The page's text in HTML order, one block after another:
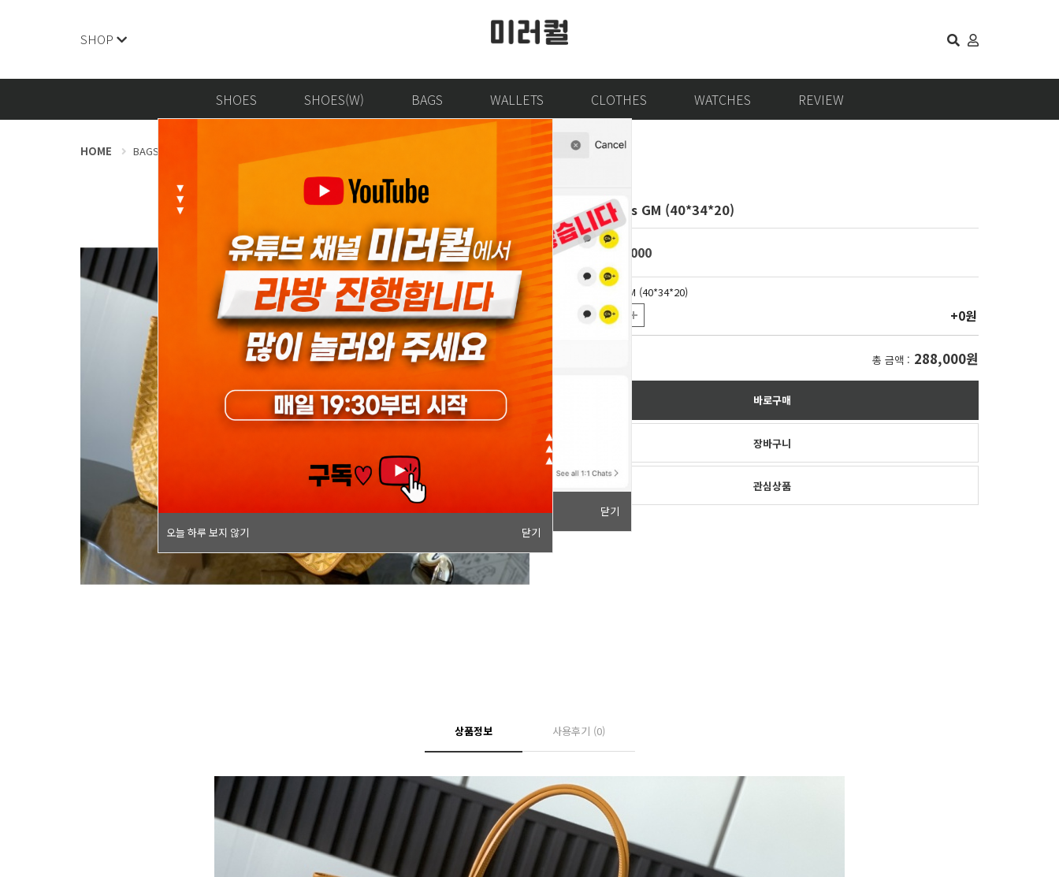
오늘 하루 보지 않기
닫기
오늘 하루 보지 않기
닫기
SHOP
SHOES SHOES(W) BAGS WALLETS CLOTHES WATCHES REVIEW
HOME BAGS
Saint Louis GM (40*34*20)
krw 288,000
Saint Louis GM (40*34*20)
+0원
총 금액 : 288,000원
바로구매
장바구니
관심상품
상품정보 사용후기 (0)